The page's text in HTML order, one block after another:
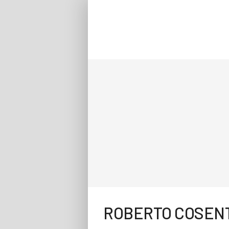
ROBERTO